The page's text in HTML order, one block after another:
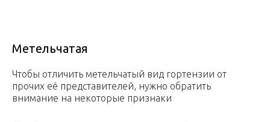
Метельчатая
Чтобы отличить метельчатый вид гортензии от
прочих её представителей, нужно обратить
внимание на некоторые признаки